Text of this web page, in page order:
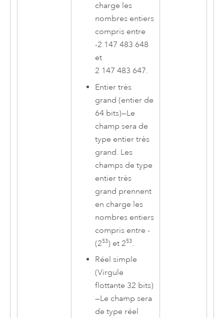
charge les
nombres entiers
compris entre
-2 147 483 648
et
2 147 483 647.
Entier très
grand (entier de
64 bits)—Le
champ sera de
type entier très
grand. Les
champs de type
entier très
grand prennent
en charge les
nombres entiers
compris entre -
(253) et 253.
Réel simple
(Virgule
flottante 32 bits)
—Le champ sera
de type réel